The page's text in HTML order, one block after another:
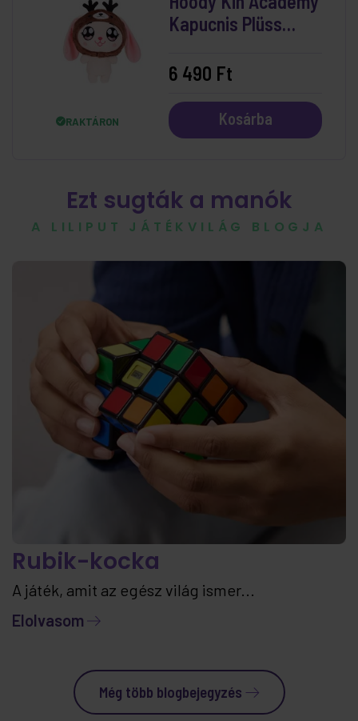
RAKTÁRON
Kapucnis Plüss
6 490 Ft
Kosárba
Ezt sugták a manók
A LILIPUT JÁTÉKVILÁG BLOGJA
Rubik-kocka
A játék, amit az egész világ ismer...
Elolvasom
Még több blogbejegyzés